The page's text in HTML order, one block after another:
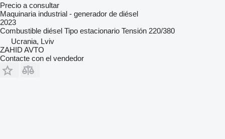
Precio a consultar
Maquinaria industrial - generador de diésel
2023
Combustible diésel Tipo estacionario Tensión 220/380
Ucrania, Lviv
ZAHID AVTO
Contacte con el vendedor